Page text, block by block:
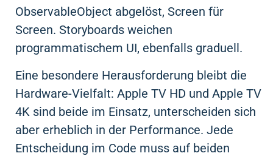
ObservableObject abgelöst, Screen für
Screen. Storyboards weichen
programmatischem UI, ebenfalls graduell.
Eine besondere Herausforderung bleibt die
Hardware-Vielfalt: Apple TV HD und Apple TV
4K sind beide im Einsatz, unterscheiden sich
aber erheblich in der Performance. Jede
Entscheidung im Code muss auf beiden